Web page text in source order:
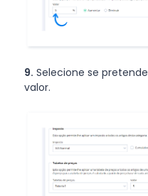
9. Selecione se pretende
valor.